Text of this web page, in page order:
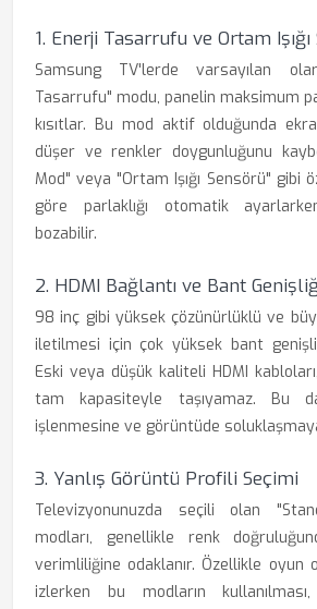
1. Enerji Tasarrufu ve Ortam
Samsung TV'lerde varsayılan
Tasarrufu" modu, panelin maksimum
kısıtlar. Bu mod aktif olduğunda
düşer ve renkler doygunluğunu
Mod" veya "Ortam Işığı Sensörü" gibi
göre parlaklığı otomatik
bozabilir.
2. HDMI Bağlantı ve Bant
98 inç gibi yüksek çözünürlüklü ve
iletilmesi için çok yüksek bant
Eski veya düşük kaliteli HDMI
tam kapasiteyle taşıyamaz. Bu
işlenmesine ve görüntüde
3. Yanlış Görüntü Profili Seçimi
Televizyonunuzda seçili olan
modları, genellikle renk
verimliliğine odaklanır. Özellikle oyun
izlerken bu modların